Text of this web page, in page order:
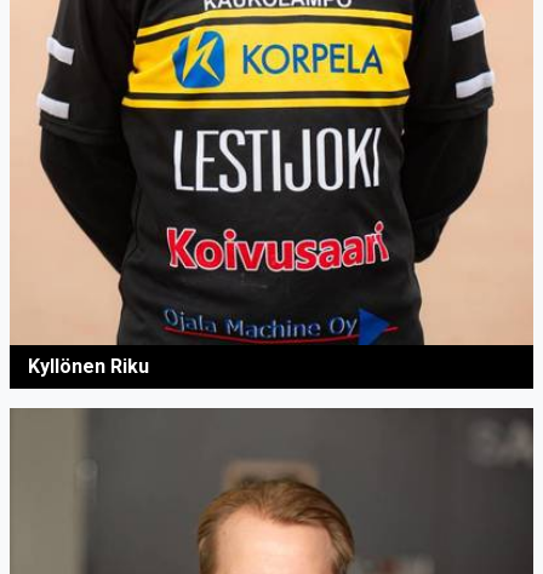
Kyllönen Riku